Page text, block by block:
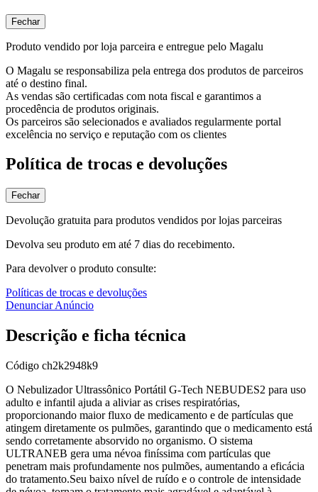
Fechar
Produto vendido por loja parceira e entregue pelo Magalu
O Magalu se responsabiliza pela entrega dos produtos de parceiros
até o destino final.
As vendas são certificadas com nota fiscal e garantimos a
procedência de produtos originais.
Os parceiros são selecionados e avaliados regularmente portal
excelência no serviço e reputação com os clientes
Política de trocas e devoluções
Fechar
Devolução gratuita para produtos vendidos por lojas parceiras
Devolva seu produto em até 7 dias do recebimento.
Para devolver o produto consulte:
Políticas de trocas e devoluções
Denunciar Anúncio
Descrição e ficha técnica
Código ch2k2948k9
O Nebulizador Ultrassônico Portátil G-Tech NEBUDES2 para uso
adulto e infantil ajuda a aliviar as crises respiratórias,
proporcionando maior fluxo de medicamento e de partículas que
atingem diretamente os pulmões, garantindo que o medicamento está
sendo corretamente absorvido no organismo. O sistema
ULTRANEB gera uma névoa finíssima com partículas que
penetram mais profundamente nos pulmões, aumentando a eficácia
do tratamento.Seu baixo nível de ruído e o controle de intensidade